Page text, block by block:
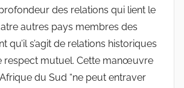
des relations qui lient le
autres pays membres des
qu’il s’agit de relations historiques
respect mutuel. Cette manœuvre
du Sud “ne peut entraver